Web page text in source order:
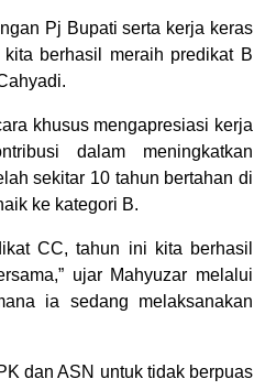
Pj Bupati serta kerja keras
berhasil meraih predikat B
khusus mengapresiasi kerja
dalam meningkatkan
sekitar 10 tahun bertahan di
ke kategori B.
CC, tahun ini kita berhasil
ujar Mahyuzar melalui
ia sedang melaksanakan
dan ASN untuk tidak berpuas